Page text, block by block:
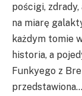
pościgi,
na miarę
każdym tomie
historia, a
Funkyego z